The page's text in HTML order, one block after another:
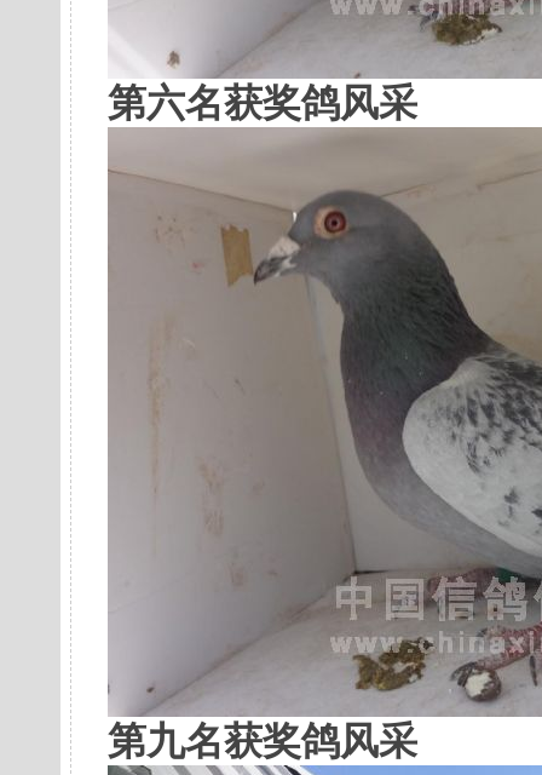
第六名获奖鸽风采
第九名获奖鸽风采